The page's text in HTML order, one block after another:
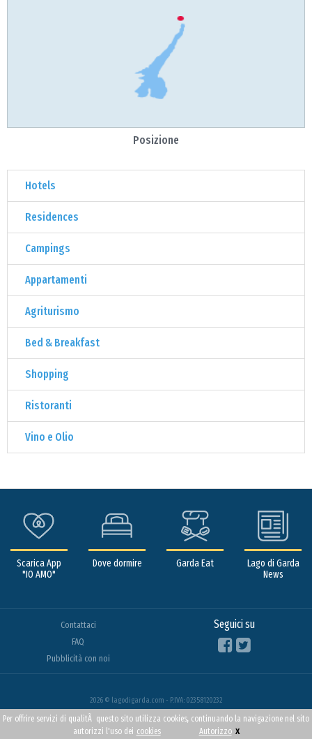
Posizione
Hotels
Residences
Campings
Appartamenti
Agriturismo
Bed & Breakfast
Shopping
Ristoranti
Vino e Olio
Scarica App
"IO AMO"
Dove dormire Garda Eat
Lago di Garda
News
Contattaci
FAQ
Pubblicità con noi
Seguici su
2026 © lagodigarda.com - P.IVA: 02358120232
Per offrire servizi di qualitÃ questo sito utilizza cookies, continuando la navigazione nel sito
autorizzi l'uso dei cookies Autorizzo x